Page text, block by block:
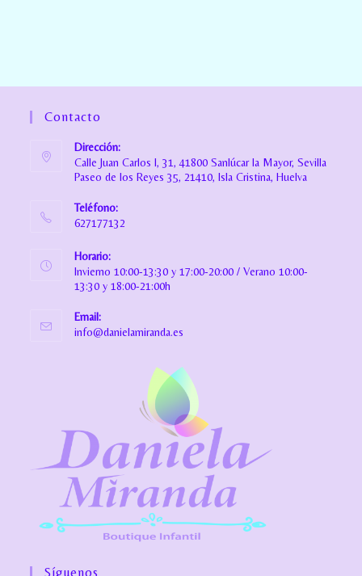
Contacto
Dirección:
Calle Juan Carlos I, 31, 41800 Sanlúcar la Mayor, Sevilla
Paseo de los Reyes 35, 21410, Isla Cristina, Huelva
Teléfono:
627177132
Horario:
Invierno 10:00-13:30 y 17:00-20:00 / Verano 10:00-
13:30 y 18:00-21:00h
Email:
info@danielamiranda.es
Síguenos